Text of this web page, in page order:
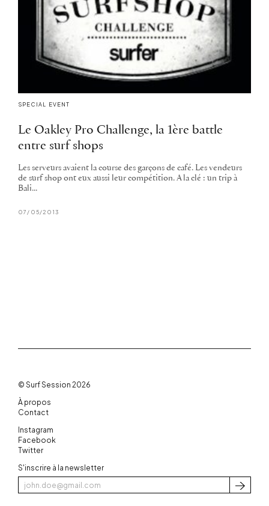
SPECIAL EVENT
Le Oakley Pro Challenge, la 1ère battle
entre surf shops
Les serveurs avaient la course des garçons de café. Les vendeurs
de surf shop ont eux aussi leur compétition. A la clé : un trip à
Bali...
07/05/2013
© Surf Session 2026
À propos
Contact
Instagram
Facebook
Twitter
S'inscrire à la newsletter